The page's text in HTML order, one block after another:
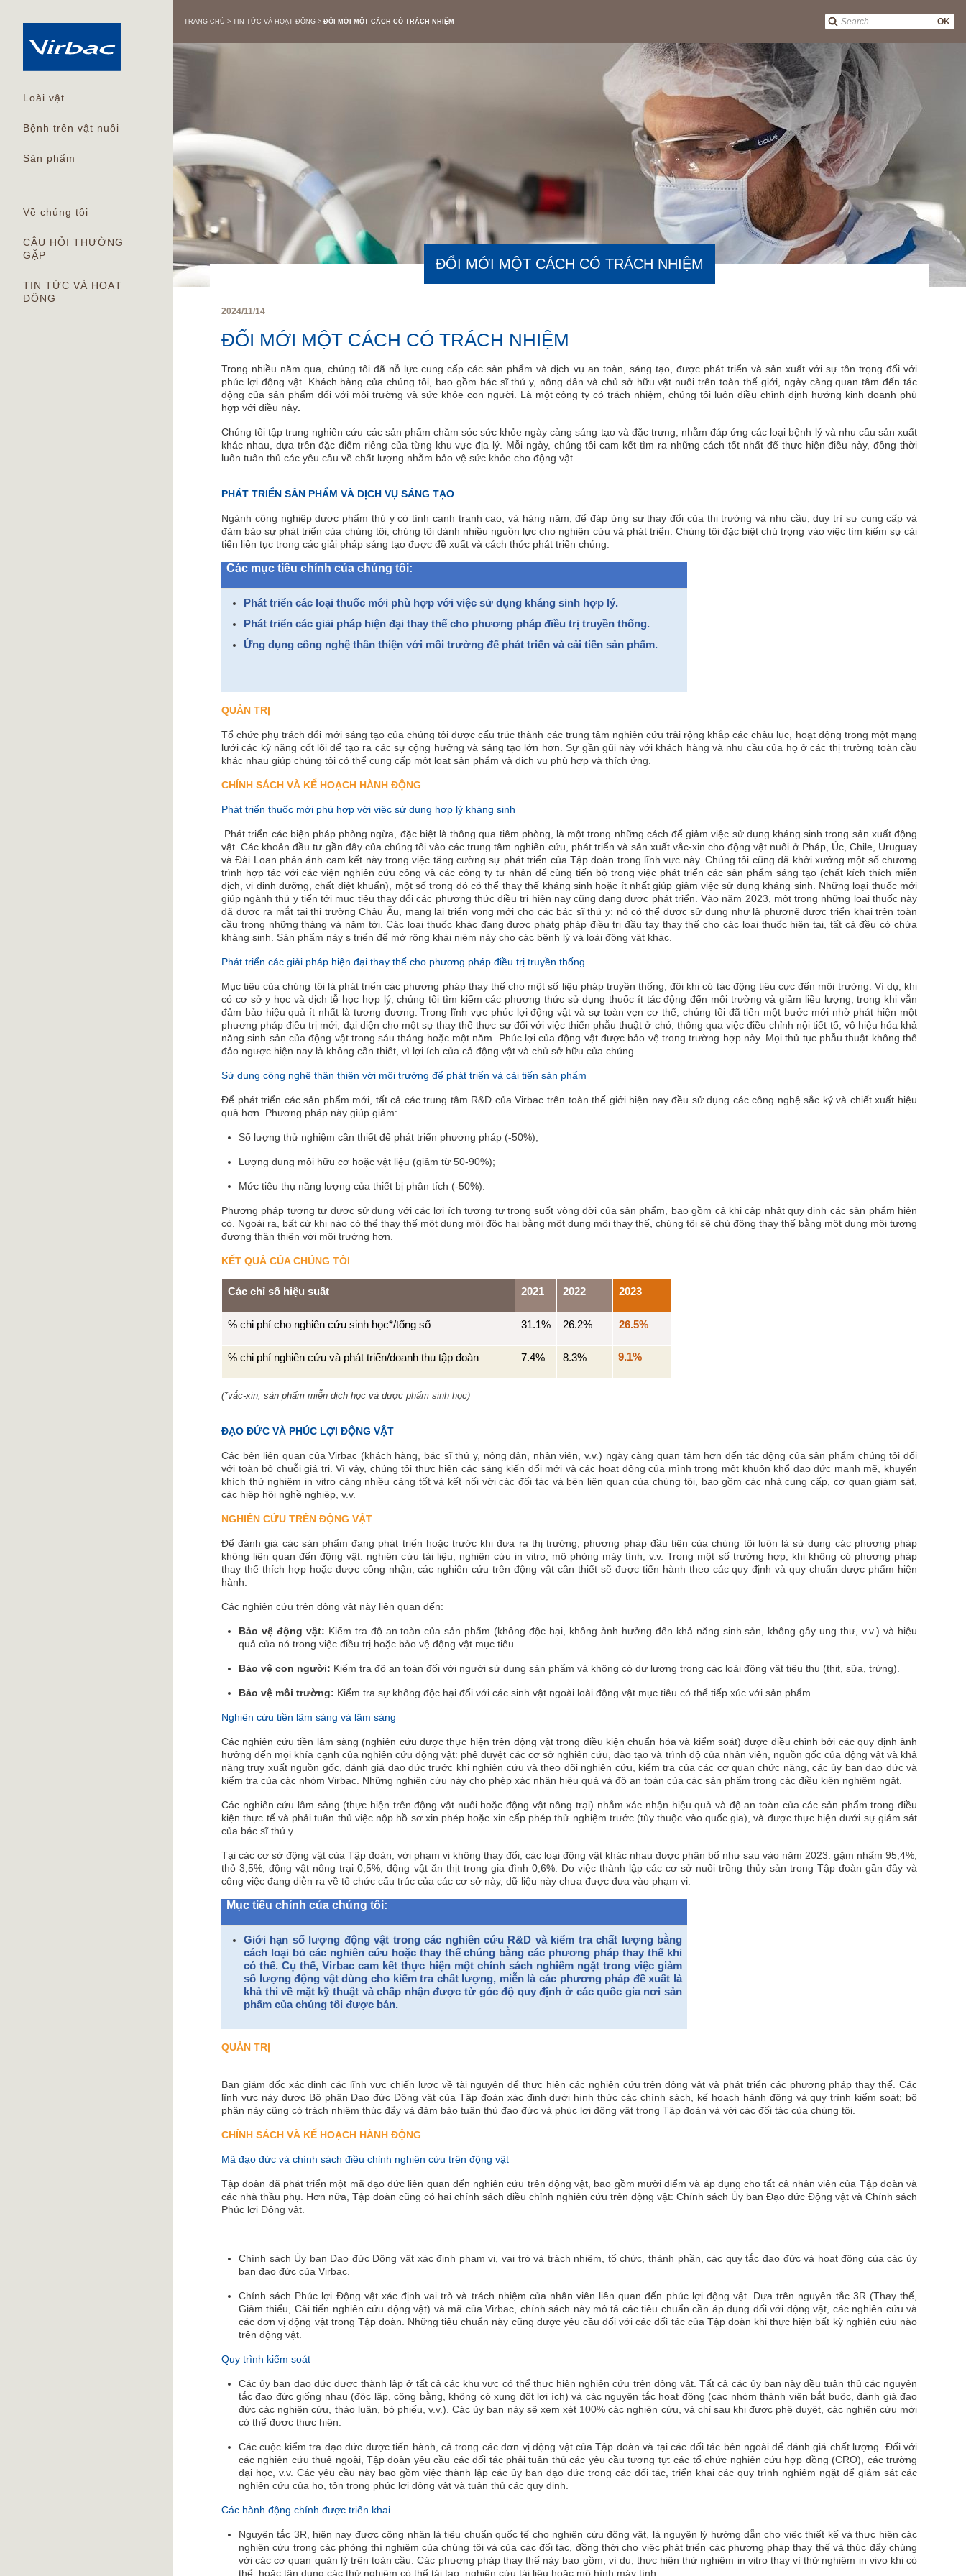
Loài vật
Bệnh trên vật nuôi
Sản phẩm
Về chúng tôi
CÂU HỎI THƯỜNG
GẶP
TIN TỨC VÀ HOẠT
ĐỘNG
OK
TRANG CHỦ TIN TỨC VÀ HOẠT ĐỘNG ĐỔI MỚI MỘT CÁCH CÓ TRÁCH NHIỆM
ĐỔI MỚI MỘT CÁCH CÓ TRÁCH NHIỆM
2024/11/14
ĐỔI MỚI MỘT CÁCH CÓ TRÁCH NHIỆM
Trong nhiều năm qua, chúng tôi đã nỗ lực cung cấp các sản phẩm và dịch vụ an toàn, sáng tạo, được phát triển và sản xuất với sự tôn trọng đối với
phúc lợi động vật. Khách hàng của chúng tôi, bao gồm bác sĩ thú y, nông dân và chủ sở hữu vật nuôi trên toàn thế giới, ngày càng quan tâm đến tác
động của sản phẩm đối với môi trường và sức khỏe con người. Là một công ty có trách nhiệm, chúng tôi luôn điều chỉnh định hướng kinh doanh phù
hợp với điều này.
Chúng tôi tập trung nghiên cứu các sản phẩm chăm sóc sức khỏe ngày càng sáng tạo và đặc trưng, nhằm đáp ứng các loại bệnh lý và nhu cầu sản xuất
khác nhau, dựa trên đặc điểm riêng của từng khu vực địa lý. Mỗi ngày, chúng tôi cam kết tìm ra những cách tốt nhất để thực hiện điều này, đồng thời
luôn tuân thủ các yêu cầu về chất lượng nhằm bảo vệ sức khỏe cho động vật.
PHÁT TRIỂN SẢN PHẨM VÀ DỊCH VỤ SÁNG TẠO
Ngành công nghiệp dược phẩm thú y có tính cạnh tranh cao, và hàng năm, để đáp ứng sự thay đổi của thị trường và nhu cầu, duy trì sự cung cấp và
đảm bảo sự phát triển của chúng tôi, chúng tôi dành nhiều nguồn lực cho nghiên cứu và phát triển. Chúng tôi đặc biệt chú trọng vào việc tìm kiếm sự cải
tiến liên tục trong các giải pháp sáng tạo được đề xuất và cách thức phát triển chúng.
Các mục tiêu chính của chúng tôi:
Phát triển các loại thuốc mới phù hợp với việc sử dụng kháng sinh hợp lý.
Phát triển các giải pháp hiện đại thay thế cho phương pháp điều trị truyền thống.
Ứng dụng công nghệ thân thiện với môi trường để phát triển và cải tiến sản phẩm.
QUẢN TRỊ
Tổ chức phụ trách đổi mới sáng tạo của chúng tôi được cấu trúc thành các trung tâm nghiên cứu trải rộng khắp các châu lục, hoạt động trong một mạng
lưới các kỹ năng cốt lõi để tạo ra các sự cộng hưởng và sáng tạo lớn hơn. Sự gần gũi này với khách hàng và nhu cầu của họ ở các thị trường toàn cầu
khác nhau giúp chúng tôi có thể cung cấp một loạt sản phẩm và dịch vụ phù hợp và thích ứng.
CHÍNH SÁCH VÀ KẾ HOẠCH HÀNH ĐỘNG
Phát triển thuốc mới phù hợp với việc sử dụng hợp lý kháng sinh
Phát triển các biện pháp phòng ngừa, đặc biệt là thông qua tiêm phòng, là một trong những cách để giảm việc sử dụng kháng sinh trong sản xuất động
vật. Các khoản đầu tư gần đây của chúng tôi vào các trung tâm nghiên cứu, phát triển và sản xuất vắc-xin cho động vật nuôi ở Pháp, Úc, Chile, Uruguay
và Đài Loan phản ánh cam kết này trong việc tăng cường sự phát triển của Tập đoàn trong lĩnh vực này. Chúng tôi cũng đã khởi xướng một số chương
trình hợp tác với các viện nghiên cứu công và các công ty tư nhân để cùng tiến bộ trong việc phát triển các sản phẩm sáng tạo (chất kích thích miễn
dịch, vi dinh dưỡng, chất diệt khuẩn), một số trong đó có thể thay thế kháng sinh hoặc ít nhất giúp giảm việc sử dụng kháng sinh. Những loại thuốc mới
giúp ngành thú y tiến tới mục tiêu thay đổi các phương thức điều trị hiện nay cũng đang được phát triển. Vào năm 2023, một trong những loại thuốc này
đã được ra mắt tại thị trường Châu Âu, mang lại triển vọng mới cho các bác sĩ thú y: nó có thể được sử dụng như là phươnẽ được triển khai trên toàn
cầu trong những tháng và năm tới. Các loại thuốc khác đang được phátg pháp điều trị đầu tay thay thế cho các loại thuốc hiện tại, tất cả đều có chứa
kháng sinh. Sản phẩm này s triển để mở rộng khái niệm này cho các bệnh lý và loài động vật khác.
Phát triển các giải pháp hiện đại thay thế cho phương pháp điều trị truyền thống
Mục tiêu của chúng tôi là phát triển các phương pháp thay thế cho một số liệu pháp truyền thống, đôi khi có tác động tiêu cực đến môi trường. Ví dụ, khi
có cơ sở y học và dịch tễ học hợp lý, chúng tôi tìm kiếm các phương thức sử dụng thuốc ít tác động đến môi trường và giảm liều lượng, trong khi vẫn
đảm bảo hiệu quả ít nhất là tương đương. Trong lĩnh vực phúc lợi động vật và sự toàn vẹn cơ thể, chúng tôi đã tiến một bước mới nhờ phát hiện một
phương pháp điều trị mới, đại diện cho một sự thay thế thực sự đối với việc thiến phẫu thuật ở chó, thông qua việc điều chỉnh nội tiết tố, vô hiệu hóa khả
năng sinh sản của động vật trong sáu tháng hoặc một năm. Phúc lợi của động vật được bảo vệ trong trường hợp này. Mọi thủ tục phẫu thuật không thể
đảo ngược hiện nay là không cần thiết, vì lợi ích của cả động vật và chủ sở hữu của chúng.
Sử dụng công nghệ thân thiện với môi trường để phát triển và cải tiến sản phẩm
Để phát triển các sản phẩm mới, tất cả các trung tâm R&D của Virbac trên toàn thế giới hiện nay đều sử dụng các công nghệ sắc ký và chiết xuất hiệu
quả hơn. Phương pháp này giúp giảm:
Số lượng thử nghiệm cần thiết để phát triển phương pháp (-50%);
Lượng dung môi hữu cơ hoặc vật liệu (giảm từ 50-90%);
Mức tiêu thụ năng lượng của thiết bị phân tích (-50%).
Phương pháp tương tự được sử dụng với các lợi ích tương tự trong suốt vòng đời của sản phẩm, bao gồm cả khi cập nhật quy định các sản phẩm hiện
có. Ngoài ra, bất cứ khi nào có thể thay thế một dung môi độc hại bằng một dung môi thay thế, chúng tôi sẽ chủ động thay thế bằng một dung môi tương
đương thân thiện với môi trường hơn.
KẾT QUẢ CỦA CHÚNG TÔI
Các chỉ số hiệu suất 2021 2022 2023
% chi phí cho nghiên cứu sinh học*/tổng số 31.1% 26.2% 26.5%
% chi phí nghiên cứu và phát triển/doanh thu tập đoàn 7.4% 8.3% 9.1%
(*vắc-xin, sản phẩm miễn dịch học và dược phẩm sinh học)
ĐẠO ĐỨC VÀ PHÚC LỢI ĐỘNG VẬT
Các bên liên quan của Virbac (khách hàng, bác sĩ thú y, nông dân, nhân viên, v.v.) ngày càng quan tâm hơn đến tác động của sản phẩm chúng tôi đối
với toàn bộ chuỗi giá trị. Vì vậy, chúng tôi thực hiện các sáng kiến đổi mới và các hoạt động của mình trong một khuôn khổ đạo đức mạnh mẽ, khuyến
khích thử nghiệm in vitro càng nhiều càng tốt và kết nối với các đối tác và bên liên quan của chúng tôi, bao gồm các nhà cung cấp, cơ quan giám sát,
các hiệp hội nghề nghiệp, v.v.
NGHIÊN CỨU TRÊN ĐỘNG VẬT
Để đánh giá các sản phẩm đang phát triển hoặc trước khi đưa ra thị trường, phương pháp đầu tiên của chúng tôi luôn là sử dụng các phương pháp
không liên quan đến động vật: nghiên cứu tài liệu, nghiên cứu in vitro, mô phỏng máy tính, v.v. Trong một số trường hợp, khi không có phương pháp
thay thế thích hợp hoặc được công nhận, các nghiên cứu trên động vật cần thiết sẽ được tiến hành theo các quy định và quy chuẩn dược phẩm hiện
hành.
Các nghiên cứu trên động vật này liên quan đến:
Bảo vệ động vật: Kiểm tra độ an toàn của sản phẩm (không độc hại, không ảnh hưởng đến khả năng sinh sản, không gây ung thư, v.v.) và hiệu
quả của nó trong việc điều trị hoặc bảo vệ động vật mục tiêu.
Bảo vệ con người: Kiểm tra độ an toàn đối với người sử dụng sản phẩm và không có dư lượng trong các loài động vật tiêu thụ (thịt, sữa, trứng).
Bảo vệ môi trường: Kiểm tra sự không độc hại đối với các sinh vật ngoài loài động vật mục tiêu có thể tiếp xúc với sản phẩm.
Nghiên cứu tiền lâm sàng và lâm sàng
Các nghiên cứu tiền lâm sàng (nghiên cứu được thực hiện trên động vật trong điều kiện chuẩn hóa và kiểm soát) được điều chỉnh bởi các quy định ảnh
hưởng đến mọi khía cạnh của nghiên cứu động vật: phê duyệt các cơ sở nghiên cứu, đào tạo và trình độ của nhân viên, nguồn gốc của động vật và khả
năng truy xuất nguồn gốc, đánh giá đạo đức trước khi nghiên cứu và theo dõi nghiên cứu, kiểm tra của các cơ quan chức năng, các ủy ban đạo đức và
kiểm tra của các nhóm Virbac. Những nghiên cứu này cho phép xác nhận hiệu quả và độ an toàn của các sản phẩm trong các điều kiện nghiêm ngặt.
Các nghiên cứu lâm sàng (thực hiện trên động vật nuôi hoặc động vật nông trại) nhằm xác nhận hiệu quả và độ an toàn của các sản phẩm trong điều
kiện thực tế và phải tuân thủ việc nộp hồ sơ xin phép hoặc xin cấp phép thử nghiệm trước (tùy thuộc vào quốc gia), và được thực hiện dưới sự giám sát
của bác sĩ thú y.
Tại các cơ sở động vật của Tập đoàn, với phạm vi không thay đổi, các loại động vật khác nhau được phân bổ như sau vào năm 2023: gặm nhấm 95,4%,
thỏ 3,5%, động vật nông trại 0,5%, động vật ăn thịt trong gia đình 0,6%. Do việc thành lập các cơ sở nuôi trồng thủy sản trong Tập đoàn gần đây và
công việc đang diễn ra về tổ chức cấu trúc của các cơ sở này, dữ liệu này chưa được đưa vào phạm vi.
Mục tiêu chính của chúng tôi:
Giới hạn số lượng động vật trong các nghiên cứu R&D và kiểm tra chất lượng bằng
cách loại bỏ các nghiên cứu hoặc thay thế chúng bằng các phương pháp thay thế khi
có thể. Cụ thể, Virbac cam kết thực hiện một chính sách nghiêm ngặt trong việc giảm
số lượng động vật dùng cho kiểm tra chất lượng, miễn là các phương pháp đề xuất là
khả thi về mặt kỹ thuật và chấp nhận được từ góc độ quy định ở các quốc gia nơi sản
phẩm của chúng tôi được bán.
QUẢN TRỊ
Ban giám đốc xác định các lĩnh vực chiến lược về tài nguyên để thực hiện các nghiên cứu trên động vật và phát triển các phương pháp thay thế. Các
lĩnh vực này được Bộ phận Đạo đức Động vật của Tập đoàn xác định dưới hình thức các chính sách, kế hoạch hành động và quy trình kiểm soát; bộ
phận này cũng có trách nhiệm thúc đẩy và đảm bảo tuân thủ đạo đức và phúc lợi động vật trong Tập đoàn và với các đối tác của chúng tôi.
CHÍNH SÁCH VÀ KẾ HOẠCH HÀNH ĐỘNG
Mã đạo đức và chính sách điều chỉnh nghiên cứu trên động vật
Tập đoàn đã phát triển một mã đạo đức liên quan đến nghiên cứu trên động vật, bao gồm mười điểm và áp dụng cho tất cả nhân viên của Tập đoàn và
các nhà thầu phụ. Hơn nữa, Tập đoàn cũng có hai chính sách điều chỉnh nghiên cứu trên động vật: Chính sách Ủy ban Đạo đức Động vật và Chính sách
Phúc lợi Động vật.
Chính sách Ủy ban Đạo đức Động vật xác định phạm vi, vai trò và trách nhiệm, tổ chức, thành phần, các quy tắc đạo đức và hoạt động của các ủy
ban đạo đức của Virbac.
Chính sách Phúc lợi Động vật xác định vai trò và trách nhiệm của nhân viên liên quan đến phúc lợi động vật. Dựa trên nguyên tắc 3R (Thay thế,
Giảm thiểu, Cải tiến nghiên cứu động vật) và mã của Virbac, chính sách này mô tả các tiêu chuẩn cần áp dụng đối với động vật, các nghiên cứu và
các đơn vị động vật trong Tập đoàn. Những tiêu chuẩn này cũng được yêu cầu đối với các đối tác của Tập đoàn khi thực hiện bất kỳ nghiên cứu nào
trên động vật.
Quy trình kiểm soát
Các ủy ban đạo đức được thành lập ở tất cả các khu vực có thể thực hiện nghiên cứu trên động vật. Tất cả các ủy ban này đều tuân thủ các nguyên
tắc đạo đức giống nhau (độc lập, công bằng, không có xung đột lợi ích) và các nguyên tắc hoạt động (các nhóm thành viên bắt buộc, đánh giá đạo
đức các nghiên cứu, thảo luận, bỏ phiếu, v.v.). Các ủy ban này sẽ xem xét 100% các nghiên cứu, và chỉ sau khi được phê duyệt, các nghiên cứu mới
có thể được thực hiện.
Các cuộc kiểm tra đạo đức được tiến hành, cả trong các đơn vị động vật của Tập đoàn và tại các đối tác bên ngoài để đánh giá chất lượng. Đối với
các nghiên cứu thuê ngoài, Tập đoàn yêu cầu các đối tác phải tuân thủ các yêu cầu tương tự: các tổ chức nghiên cứu hợp đồng (CRO), các trường
đại học, v.v. Các yêu cầu này bao gồm việc thành lập các ủy ban đạo đức trong các đối tác, triển khai các quy trình nghiêm ngặt để giám sát các
nghiên cứu của họ, tôn trọng phúc lợi động vật và tuân thủ các quy định.
Các hành động chính được triển khai
Nguyên tắc 3R, hiện nay được công nhận là tiêu chuẩn quốc tế cho nghiên cứu động vật, là nguyên lý hướng dẫn cho việc thiết kế và thực hiện các
nghiên cứu trong các phòng thí nghiệm của chúng tôi và của các đối tác, đồng thời cho việc phát triển các phương pháp thay thế và thúc đẩy chúng
với các cơ quan quản lý trên toàn cầu. Các phương pháp thay thế này bao gồm, ví dụ, thực hiện thử nghiệm in vitro thay vì thử nghiệm in vivo khi có
thể, hoặc tận dụng các thử nghiệm có thể tái tạo, nghiên cứu tài liệu hoặc mô hình máy tính.